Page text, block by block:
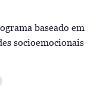
baseado em
socioemocionais